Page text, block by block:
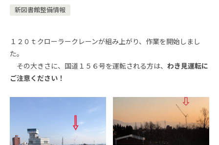
新図書館整備情報
１２０ｔクローラークレーンが組み上がり、作業を開始しまし
た。
その大きさに、国道１５６号を運転される方は、 わき見運転に
ご注意ください！